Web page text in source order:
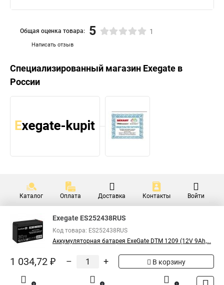
Написать отзыв
Общая оценка товара: 5 1
Специализированный магазин Exegate в
России
Каталог Оплата Доставка Контакты Войти
Exegate ES252438RUS
Код товара: ES252438RUS
Аккумуляторная батарея ExeGate DTM 1209 (12V 9Ah,...
1 034,72 ₽ – + В корзину
0 0 1